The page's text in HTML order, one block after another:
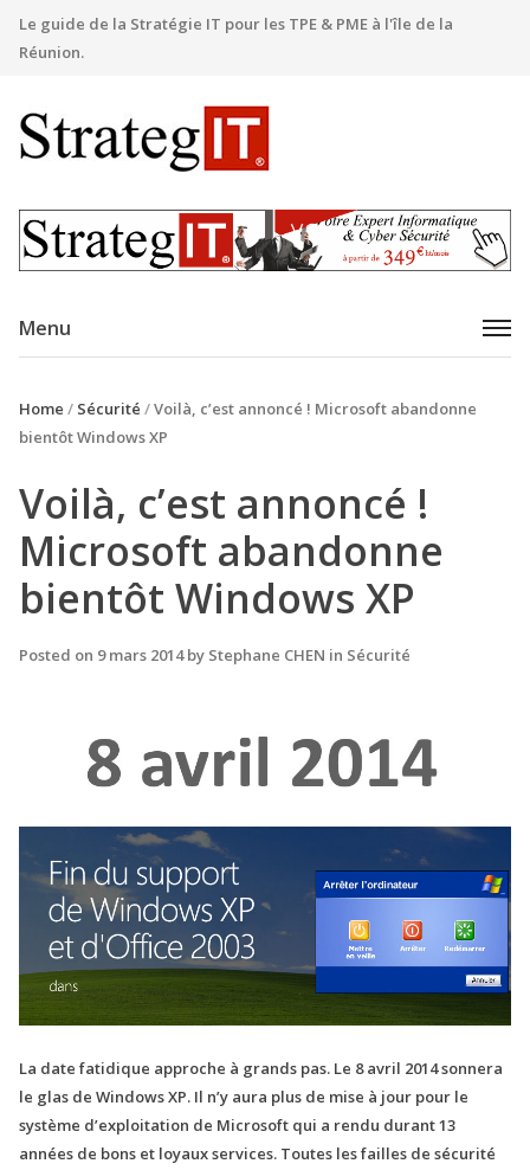
Le guide de la Stratégie IT pour les TPE & PME à l'île de la
Réunion.
Menu
Home / Sécurité /Voilà, c’est annoncé ! Microsoft abandonne
bientôt Windows XP
Voilà, c’est annoncé !
Microsoft abandonne
bientôt Windows XP
Posted on 9 mars 2014by Stephane CHEN in Sécurité
La date fatidique approche à grands pas. Le 8 avril 2014 sonnera
le glas de Windows XP. Il n’y aura plus de mise à jour pour le
système d’exploitation de Microsoft qui a rendu durant 13
années de bons et loyaux services. Toutes les failles de sécurité